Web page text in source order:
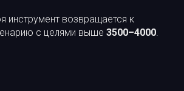
инструмент возвращается к
с целями выше 3500–4000